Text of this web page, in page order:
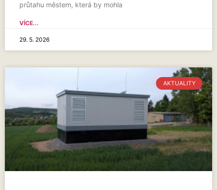
průtahu městem, která by mohla
VÍCE...
29. 5. 2026
AKTUALITY